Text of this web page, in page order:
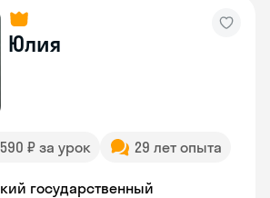
Юлия
₽ за урок 29 лет опыта
государственный